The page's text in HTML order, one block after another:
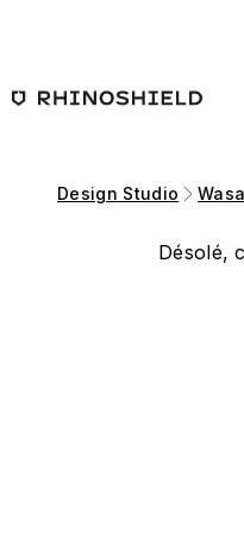
Design Studio
Désolé,